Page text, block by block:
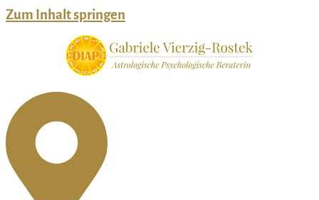
Zum Inhalt springen